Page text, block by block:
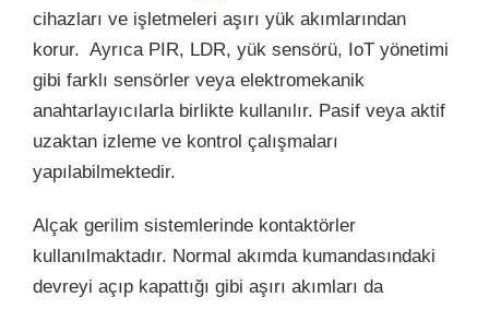
cihazları ve işletmeleri aşırı yük akımlarından
korur. Ayrıca PIR, LDR, yük sensörü, IoT yönetimi
gibi farklı sensörler veya elektromekanik
anahtarlayıcılarla birlikte kullanılır. Pasif veya aktif
uzaktan izleme ve kontrol çalışmaları
yapılabilmektedir.
Alçak gerilim sistemlerinde kontaktörler
kullanılmaktadır. Normal akımda kumandasındaki
devreyi açıp kapattığı gibi aşırı akımları da